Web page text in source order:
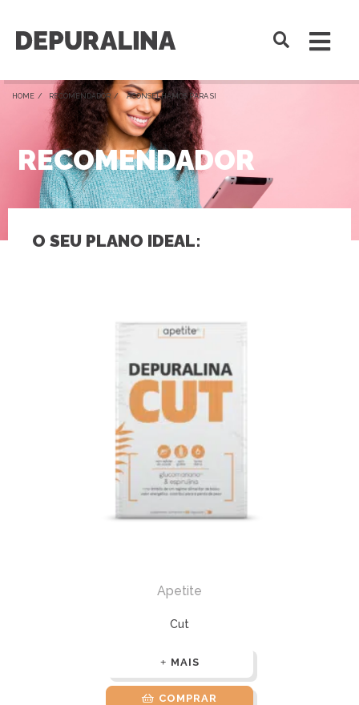
HOME / RECOMENDADOR / ACONSELHAMOS PARA SI
RECOMENDADOR
O SEU PLANO IDEAL:
Apetite
Cut
MAIS
COMPRAR